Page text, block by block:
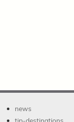
news
tip-destinations